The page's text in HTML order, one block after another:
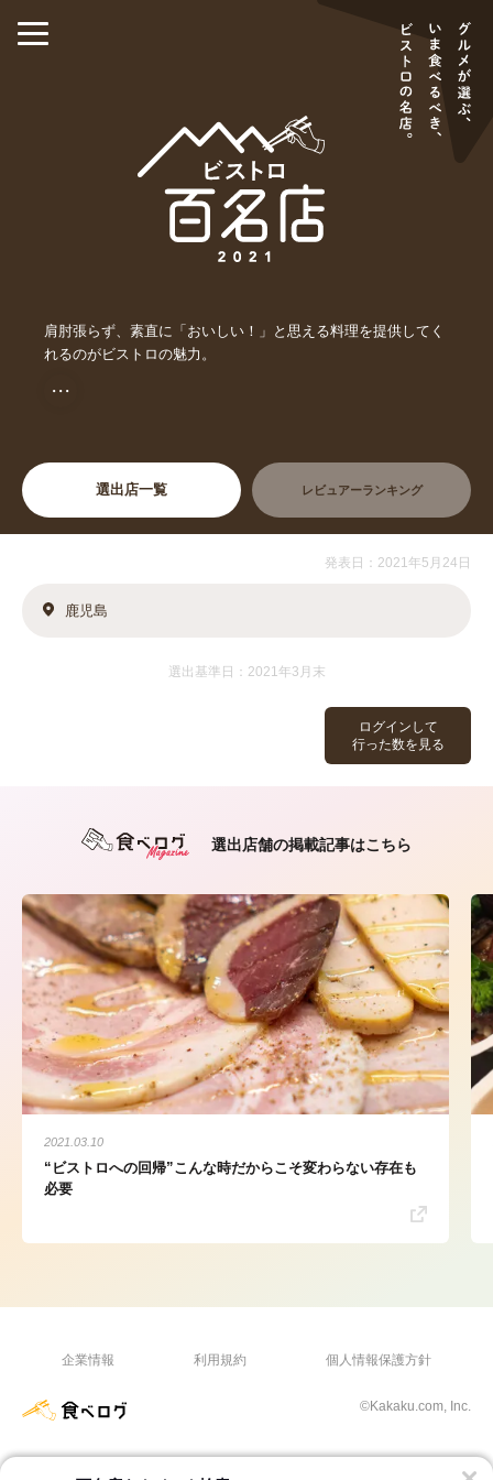
肩肘張らず、素直に「おいしい！」と思える料理を提供してく
れるのがビストロの魅力。
・・・
選出店一覧 レビュアーランキング
ログインして
行った数を見る
発表日：2021年5月24日
鹿児島
選出基準日：2021年3月末
選出店舗の掲載記事はこちら
2021.03.10
“ビストロへの回帰”こんな時だからこそ変わらない存在も
必要
企業情報 利用規約 個人情報保護方針
©Kakaku.com, Inc.